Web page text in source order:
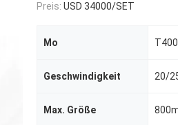
Preis: USD 34000/SET
Mo
Geschwindigkeit 20/
Max. Größe